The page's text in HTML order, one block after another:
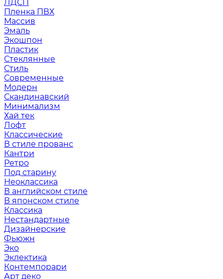
ЛДСП
Пленка ПВХ
Массив
Эмаль
Экошпон
Пластик
Стеклянные
Стиль
Современные
Модерн
Скандинавский
Минимализм
Хай тек
Лофт
Классические
В стиле прованс
Кантри
Ретро
Под старину
Неоклассика
В английском стиле
В японском стиле
Классика
Нестандартные
Дизайнерские
Фьюжн
Эко
Эклектика
Контемпорари
Арт деко